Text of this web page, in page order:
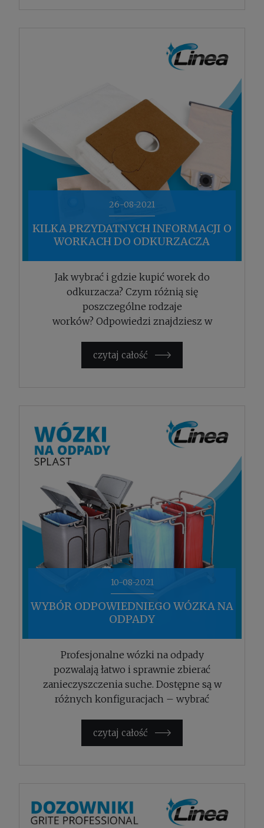
KILKA PRZYDATNYCH INFORMACJI O
WORKACH DO ODKURZACZA
26-08-2021
Jak wybrać i gdzie kupić worek do
odkurzacza? Czym różnią się
poszczególne rodzaje
worków? Odpowiedzi znajdziesz w
czytaj całość »
WYBÓR ODPOWIEDNIEGO WÓZKA NA
ODPADY
10-08-2021
Profesjonalne wózki na odpady
pozwalają łatwo i sprawnie zbierać
zanieczyszczenia suche. Dostępne są w
różnych konfiguracjach – wybrać
przypadku sprawdzi się najlepiej.
czytaj całość »